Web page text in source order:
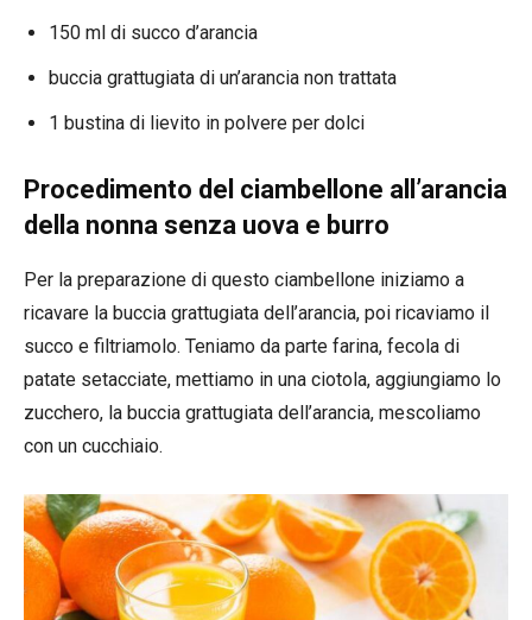
150 ml di succo d’arancia
buccia grattugiata di un’arancia non trattata
1 bustina di lievito in polvere per dolci
Procedimento del ciambellone all’arancia
della nonna senza uova e burro
Per la preparazione di questo ciambellone iniziamo a
ricavare la buccia grattugiata dell’arancia, poi ricaviamo il
succo e filtriamolo. Teniamo da parte farina, fecola di
patate setacciate, mettiamo in una ciotola, aggiungiamo lo
zucchero, la buccia grattugiata dell’arancia, mescoliamo
con un cucchiaio.